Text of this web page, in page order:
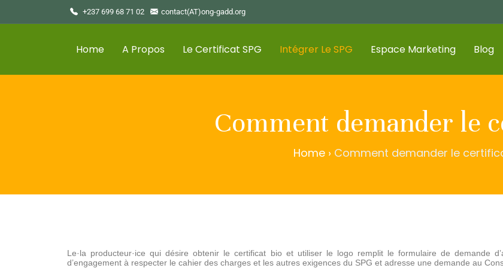
+237 699 68 71 02 contact(AT)ong-gadd.org
Home A Propos Le Certificat SPG Intégrer Le SPG Espace Marketing Blog
Comment demander le
Home › Comment demander le
Le·la producteur·ice qui désire obtenir le certificat bio et utiliser le logo remplit le formulaire de demande
d’engagement à respecter le cahier des charges et les autres exigences du SPG et adresse une demande au